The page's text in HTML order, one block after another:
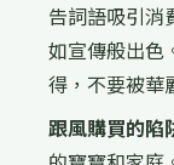
告詞語吸引消
如宣傳般出色
得，不要被華
跟風購買的陷